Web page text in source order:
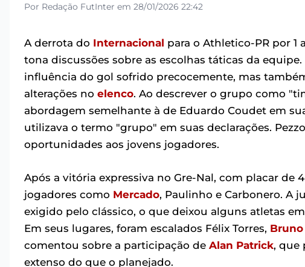
Por Redação FutInter em 28/01/2026 22:42
A derrota do Internacional para o Athletico-PR por 1
tona discussões sobre as escolhas táticas da
influência do gol sofrido precocemente, mas
alterações no elenco. Ao descrever o grupo como
abordagem semelhante à de Eduardo Coudet em
utilizava o termo "grupo" em suas declarações.
oportunidades aos jovens jogadores.
Após a vitória expressiva no Gre-Nal, com placar
jogadores como Mercado, Paulinho e Carbonero. A
exigido pelo clássico, o que deixou alguns atletas
Em seus lugares, foram escalados Félix Torres,
comentou sobre a participação de Alan Patrick, que
extenso do que o planejado.